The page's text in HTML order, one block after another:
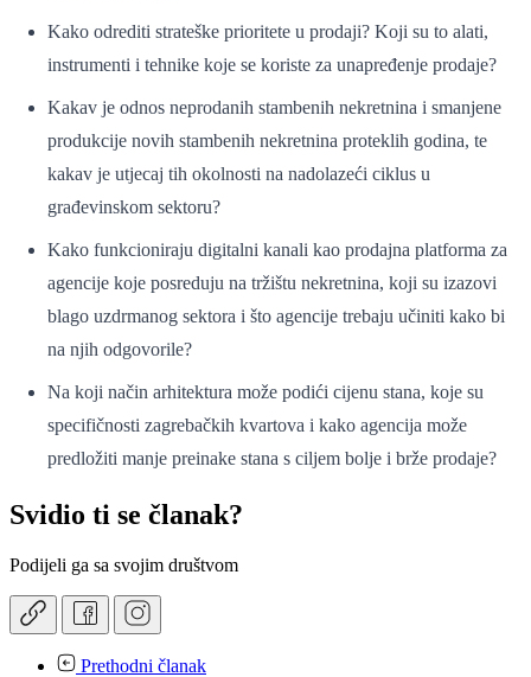
Kako odrediti strateške prioritete u prodaji? Koji su to alati,
instrumenti i tehnike koje se koriste za unapređenje prodaje?
Kakav je odnos neprodanih stambenih nekretnina i smanjene
produkcije novih stambenih nekretnina proteklih godina, te
kakav je utjecaj tih okolnosti na nadolazeći ciklus u
građevinskom sektoru?
Kako funkcioniraju digitalni kanali kao prodajna platforma za
agencije koje posreduju na tržištu nekretnina, koji su izazovi
blago uzdrmanog sektora i što agencije trebaju učiniti kako bi
na njih odgovorile?
Na koji način arhitektura može podići cijenu stana, koje su
specifičnosti zagrebačkih kvartova i kako agencija može
predložiti manje preinake stana s ciljem bolje i brže prodaje?
Svidio ti se članak?
Podijeli ga sa svojim društvom
Prethodni članak